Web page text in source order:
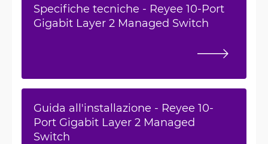
Specifiche tecniche - Reyee 10-Port
Gigabit Layer 2 Managed Switch
Guida all'installazione - Reyee 10-
Port Gigabit Layer 2 Managed
Switch